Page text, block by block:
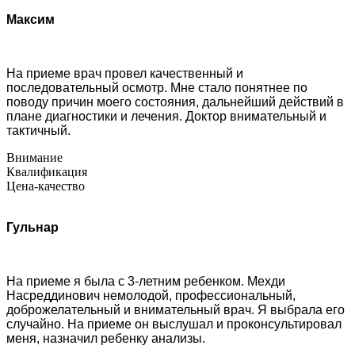
Максим
На приеме врач провел качественный и
последовательный осмотр. Мне стало понятнее по
поводу причин моего состояния, дальнейший действий в
плане диагностики и лечения. Доктор внимательный и
тактичный.
Внимание
Квалификация
Цена-качество
Гульнар
На приеме я была с 3-летним ребенком. Мехди
Насреддинович немолодой, профессиональный,
доброжелательный и внимательный врач. Я выбрала его
случайно. На приеме он выслушал и проконсультировал
меня, назначил ребенку анализы.